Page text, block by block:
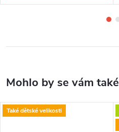
Také dětské velikosti